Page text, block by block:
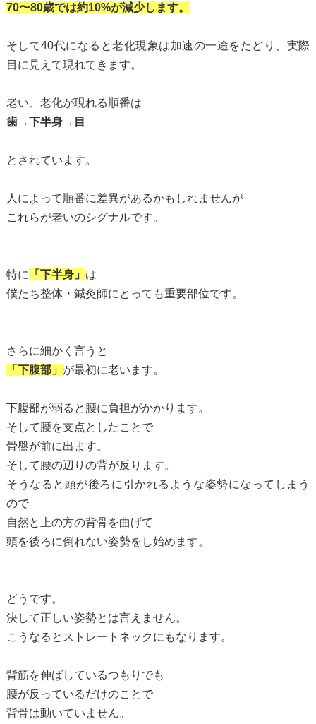
70〜80歳では約10%が減少します。
そして40代になると老化現象は加速の一途をたどり、実際
目に見えて現れてきます。
老い、老化が現れる順番は
歯→下半身→目
とされています。
人によって順番に差異があるかもしれませんが
これらが老いのシグナルです。
特に 「下半身」 は
僕たち整体・鍼灸師にとっても重要部位です。
さらに細かく言うと
「下腹部」 が最初に老います。
下腹部が弱ると腰に負担がかかります。
そして腰を支点としたことで
骨盤が前に出ます。
そして腰の辺りの背が反ります。
そうなると頭が後ろに引かれるような姿勢になってしまう
ので
自然と上の方の背骨を曲げて
頭を後ろに倒れない姿勢をし始めます。
どうです。
決して正しい姿勢とは言えません。
こうなるとストレートネックにもなります。
背筋を伸ばしているつもりでも
腰が反っているだけのことで
背骨は動いていません。